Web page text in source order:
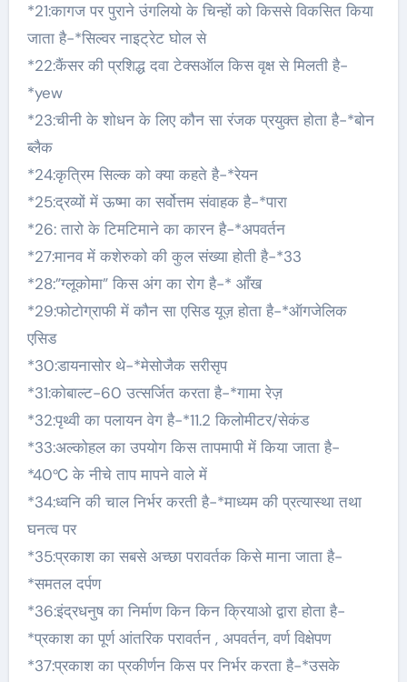
*21:कागज पर पुराने उंगलियो के चिन्हों को किससे विकसित किया
जाता है-*सिल्वर नाइट्रेट घोल से
*22:कैंसर की प्रशिद्ध दवा टेक्सऑल किस वृक्ष से मिलती है-
*yew
*23:चीनी के शोधन के लिए कौन सा रंजक प्रयुक्त होता है-*बोन
ब्लैक
*24:कृत्रिम सिल्क को क्या कहते है-*रेयन
*25:द्रव्यों में ऊष्मा का सर्वोत्तम संवाहक है-*पारा
*26: तारो के टिमटिमाने का कारन है-*अपवर्तन
*27:मानव में कशेरुको की कुल संख्या होती है-*33
*28:”ग्लूकोमा” किस अंग का रोग है-* आँख
*29:फोटोग्राफी में कौन सा एसिड यूज़ होता है-*ऑगजेलिक
एसिड
*30:डायनासोर थे-*मेसोजैक सरीसृप
*31:कोबाल्ट-60 उत्सर्जित करता है-*गामा रेज़
*32:पृथ्वी का पलायन वेग है-*11.2 किलोमीटर/सेकंड
*33:अल्कोहल का उपयोग किस तापमापी में किया जाता है-
*40℃ के नीचे ताप मापने वाले में
*34:ध्वनि की चाल निर्भर करती है-*माध्यम की प्रत्यास्था तथा
घनत्व पर
*35:प्रकाश का सबसे अच्छा परावर्तक किसे माना जाता है-
*समतल दर्पण
*36:इंद्रधनुष का निर्माण किन किन क्रियाओ द्वारा होता है-
*प्रकाश का पूर्ण आंतरिक परावर्तन , अपवर्तन, वर्ण विक्षेपण
*37:प्रकाश का प्रकीर्णन किस पर निर्भर करता है-*उसके